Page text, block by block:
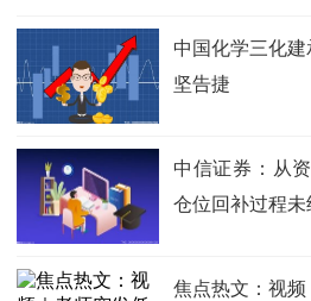
中国化学三化
坚告捷
中信证券：从
仓位回补过程未
焦点热文：视频